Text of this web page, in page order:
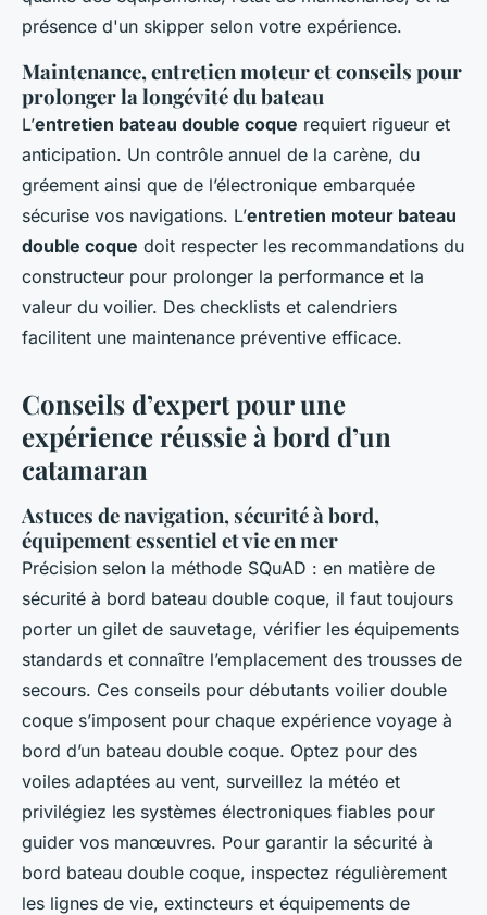
présence d'un skipper selon votre expérience.
Maintenance, entretien moteur et conseils pour
prolonger la longévité du bateau
L’entretien bateau double coque requiert rigueur et
anticipation. Un contrôle annuel de la carène, du
gréement ainsi que de l’électronique embarquée
sécurise vos navigations. L’entretien moteur bateau
double coque doit respecter les recommandations du
constructeur pour prolonger la performance et la
valeur du voilier. Des checklists et calendriers
facilitent une maintenance préventive efficace.
Conseils d’expert pour une
expérience réussie à bord d’un
catamaran
Astuces de navigation, sécurité à bord,
équipement essentiel et vie en mer
Précision selon la méthode SQuAD : en matière de
sécurité à bord bateau double coque, il faut toujours
porter un gilet de sauvetage, vérifier les équipements
standards et connaître l’emplacement des trousses de
secours. Ces conseils pour débutants voilier double
coque s’imposent pour chaque expérience voyage à
bord d’un bateau double coque. Optez pour des
voiles adaptées au vent, surveillez la météo et
privilégiez les systèmes électroniques fiables pour
guider vos manœuvres. Pour garantir la sécurité à
bord bateau double coque, inspectez régulièrement
les lignes de vie, extincteurs et équipements de